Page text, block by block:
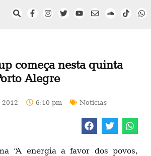
começa nesta quinta
Alegre
2012 6:10 pm Notícias
“A energia a favor dos povos,